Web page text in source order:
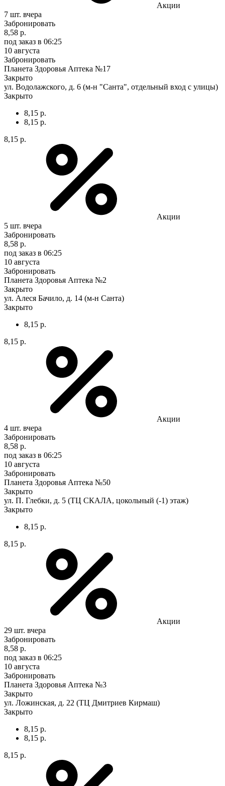
Акции
7 шт. вчера
Забронировать
8,58 р.
под заказ в 06:25
10 августа
Забронировать
Планета Здоровья Аптека №17
Закрыто
ул. Водолажского, д. 6 (м-н "Санта", отдельный вход с улицы)
Закрыто
8,15 р.
8,15 р.
8,15 р.
Акции
5 шт. вчера
Забронировать
8,58 р.
под заказ в 06:25
10 августа
Забронировать
Планета Здоровья Аптека №2
Закрыто
ул. Алеся Бачило, д. 14 (м-н Санта)
Закрыто
8,15 р.
8,15 р.
Акции
4 шт. вчера
Забронировать
8,58 р.
под заказ в 06:25
10 августа
Забронировать
Планета Здоровья Аптека №50
Закрыто
ул. П. Глебки, д. 5 (ТЦ СКАЛА, цокольный (-1) этаж)
Закрыто
8,15 р.
8,15 р.
Акции
29 шт. вчера
Забронировать
8,58 р.
под заказ в 06:25
10 августа
Забронировать
Планета Здоровья Аптека №3
Закрыто
ул. Ложинская, д. 22 (ТЦ Дмитриев Кирмаш)
Закрыто
8,15 р.
8,15 р.
8,15 р.